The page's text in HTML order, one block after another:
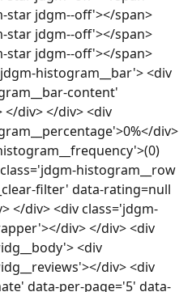
star jdgm--off'></span>
star jdgm--off'></span>
star jdgm--off'></span>
histogram__bar'> <div
content'
</div> </div> <div
div>
histogram__row
filter' data-rating=null
</div> <div class='jdgm-
div> </div> <div
<div
div> <div
data-per-page='5' data-